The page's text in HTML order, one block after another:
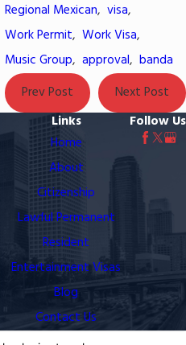
Regional Mexican, visa,
Work Permit, Work Visa,
Music Group, approval, banda
Prev Post
Next Post
Links
Home
About
Citizenship
Lawful Permanent
Resident
Entertainment Visas
Blog
Contact Us
Follow Us